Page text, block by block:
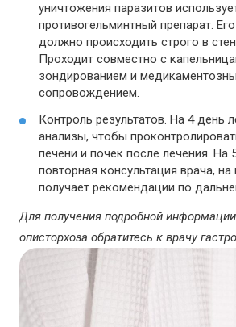
уничтожения паразитов
противогельминтный препарат.
должно происходить строго в
Проходит совместно с
зондированием и
сопровождением.
Контроль результатов. На 4 день
анализы, чтобы
печени и почек после лечения. На
повторная консультация врача,
получает рекомендации по
Для получения подробной
описторхоза обратитесь к врачу